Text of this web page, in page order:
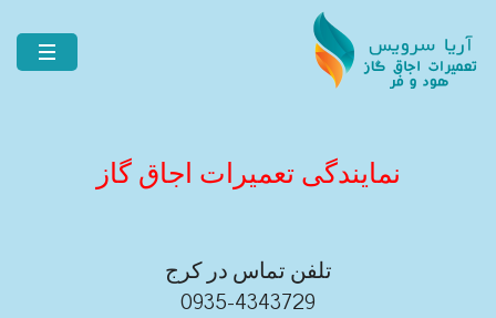
نمایندگی تعمیرات اجاق گاز
تلفن تماس در کرج
0935-4343729